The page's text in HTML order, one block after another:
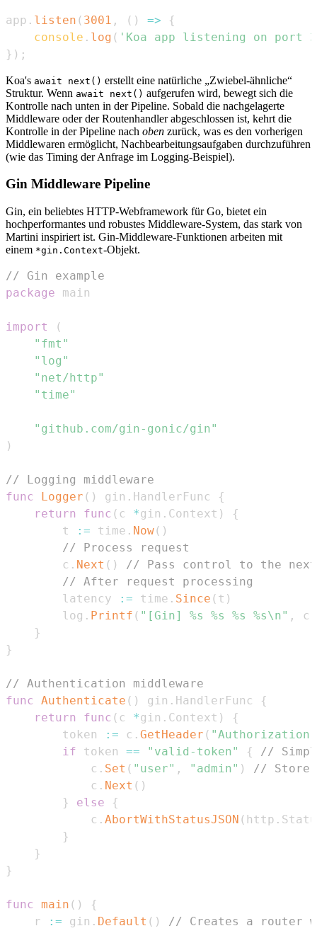
app . listen ( 3001 , ( ) =>
{
console . log ( 'Koa app listening on port
} ) ;
Koa's await next() erstellt eine natürliche „Zwiebel-ähnliche“
Struktur. Wenn await next() aufgerufen wird, bewegt sich die
Kontrolle nach unten in der Pipeline. Sobald die nachgelagerte
Middleware oder der Routenhandler abgeschlossen ist, kehrt die
Kontrolle in der Pipeline nach oben zurück, was es den vorherigen
Middlewaren ermöglicht, Nachbearbeitungsaufgaben durchzuführen
(wie das Timing der Anfrage im Logging-Beispiel).
Gin Middleware Pipeline
Gin, ein beliebtes HTTP-Webframework für Go, bietet ein
hochperformantes und robustes Middleware-System, das stark von
Martini inspiriert ist. Gin-Middleware-Funktionen arbeiten mit
einem *gin.Context-Objekt.
// Gin example
package
import
(
"fmt"
"log"
"net/http"
"time"
"github.com/gin-gonic/gin"
)
// Logging middleware
func
Logger ( ) gin . HandlerFunc
{
return
func ( c *gin . Context )
{
		t
:= time . Now( )
// Process request
		c
. Next ( )
// Pass control to the next
// After request processing
		latency
:= time . Since ( t )
		log
. Printf ( "[Gin] %s %s %s %s\n" , c
}
}
// Authentication middleware
func Authenticate ( ) gin . HandlerFunc
{
return
func ( c *gin . Context )
{
		token
:= c . GetHeader ( "Authorization"
if token == "valid-token" {
//
			c
. Set ( "user" , "admin" )
// Store
			c
. Next ( )
}
else
{
			c
. AbortWithStatusJSON ( http .
}
}
}
func main ( )
{
	r
:= gin . Default ( ) // Creates a router